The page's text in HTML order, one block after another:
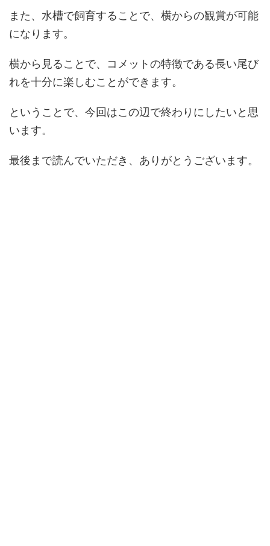
また、水槽で飼育することで、横からの観賞が可能
になります。
横から見ることで、コメットの特徴である長い尾び
れを十分に楽しむことができます。
ということで、今回はこの辺で終わりにしたいと思
います。
最後まで読んでいただき、ありがとうございます。